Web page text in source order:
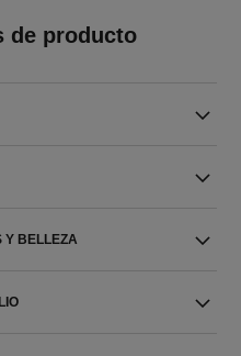
de producto
Y BELLEZA